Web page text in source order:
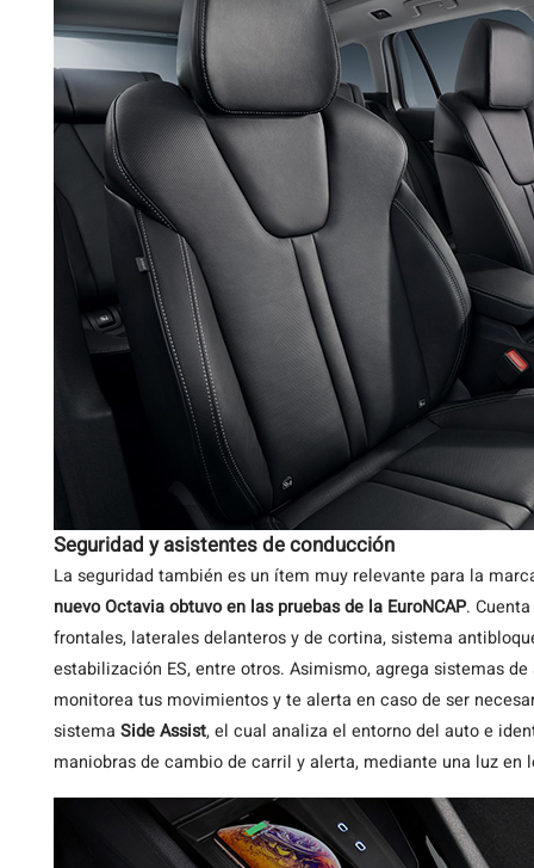
Seguridad y asistentes de conducción
La seguridad también es un ítem muy relevante para la
nuevo Octavia obtuvo en las pruebas de la EuroNCAP.
frontales, laterales delanteros y de cortina, sistema
estabilización ES, entre otros. Asimismo, agrega sistemas
monitorea tus movimientos y te alerta en caso de ser
sistema Side Assist, el cual analiza el entorno del auto e
maniobras de cambio de carril y alerta, mediante una luz en